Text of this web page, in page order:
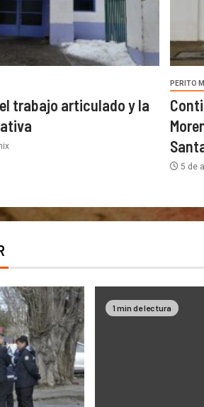
trabajo articulado y la
PERITO
5 de
1 min de lectura